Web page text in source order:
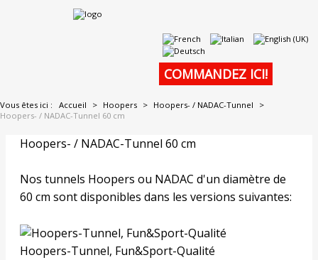
COMMANDEZ ICI!
Vous êtes ici : Accueil > Hoopers > Hoopers- / NADAC-Tunnel
>
Hoopers- / NADAC-Tunnel 60 cm
Hoopers- / NADAC-Tunnel 60 cm
Nos tunnels Hoopers ou NADAC d'un diamètre de
60 cm sont disponibles dans les versions suivantes:
Hoopers-Tunnel, Fun&Sport-Qualité